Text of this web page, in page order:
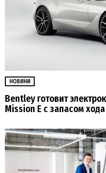
НОВИНИ
Bentley готовит
Mission E с запасом